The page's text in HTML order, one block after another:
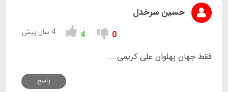
حسین سرخدل
0
4 4 سال پیش
فقط جهان پهلوان علی کریمی....
پاسخ